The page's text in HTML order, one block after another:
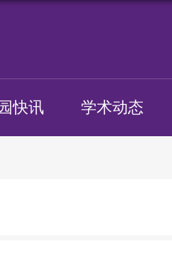
快讯 学术动态